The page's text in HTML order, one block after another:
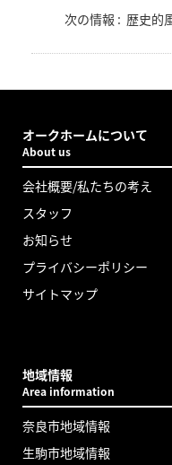
次の情報 : 歴史的
オークホームについて
About us
会社概要/私たちの考え
スタッフ
お知らせ
プライバシーポリシー
サイトマップ
地域情報
Area information
奈良市地域情報
生駒市地域情報